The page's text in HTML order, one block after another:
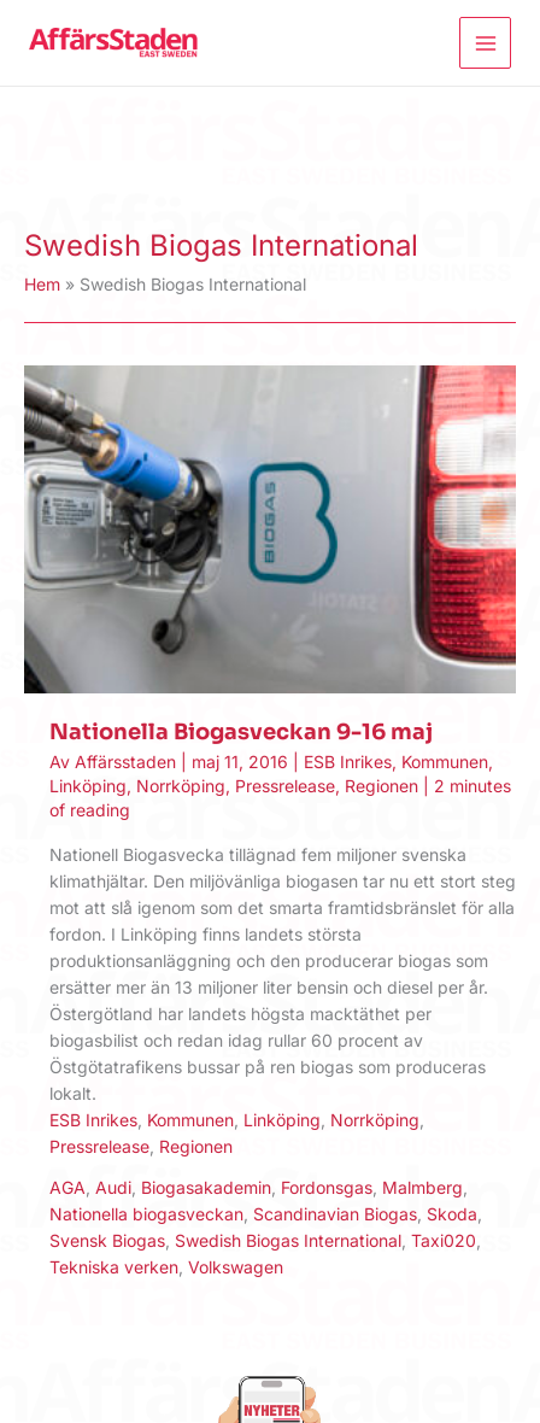
Swedish Biogas International
Hem Swedish Biogas International
Nationella Biogasveckan 9-16 maj
Av Affärsstaden maj 11, 2016 ESB Inrikes, Kommunen,
Linköping, Norrköping, Pressrelease, Regionen
2 minutes
of reading
Nationell Biogasvecka tillägnad fem miljoner svenska
klimathjältar. Den miljövänliga biogasen tar nu ett stort steg
mot att slå igenom som det smarta framtidsbränslet för alla
fordon. I Linköping finns landets största
produktionsanläggning och den producerar biogas som
ersätter mer än 13 miljoner liter bensin och diesel per år.
Östergötland har landets högsta macktäthet per
biogasbilist och redan idag rullar 60 procent av
Östgötatrafikens bussar på ren biogas som produceras
lokalt.
ESB Inrikes Kommunen Linköping Norrköping
Pressrelease Regionen
AGA Audi Biogasakademin Fordonsgas Malmberg
Nationella biogasveckan Scandinavian Biogas Skoda
Svensk Biogas Swedish Biogas International Taxi020
Tekniska verken Volkswagen